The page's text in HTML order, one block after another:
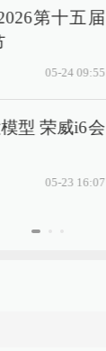
第十五届
05-24 09:55
型 荣威i6会
05-23 16:07